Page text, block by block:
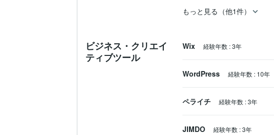
もっと見る（他1件）
ビジネス・クリエイ
ティブツール
Wix 経験年数 :3年
WordPress 経験年数 : 10年
ペライチ 経験年数 :3年
JIMDO 経験年数 :3年